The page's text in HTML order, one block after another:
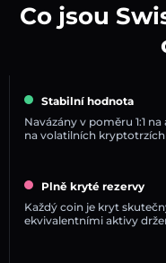
Co jsou
Stabilní hodnota
Navázány v poměru 1:1
na volatilních kryptotrzích
Plně kryté rezervy
Každý coin je kryt
ekvivalentními aktivy